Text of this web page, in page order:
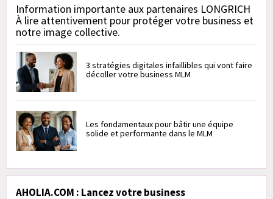
Information importante aux partenaires LONGRICH
À lire attentivement pour protéger votre business et
notre image collective.
3 stratégies digitales infaillibles qui vont faire
décoller votre business MLM
Les fondamentaux pour bâtir une équipe
solide et performante dans le MLM
AHOLIA.COM : Lancez votre business